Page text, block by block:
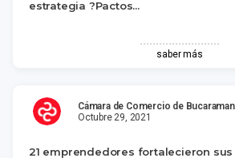
estrategia ?Pactos...
saber más
Cámara de Comercio de
Octubre 29, 2021
21 emprendedores fortalecieron